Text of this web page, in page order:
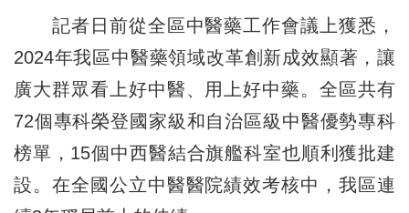
記者日前從全區中醫藥工作會議上獲悉，
2024年我區中醫藥領域改革創新成效顯著，讓
廣大群眾看上好中醫、用上好中藥。全區共有
72個專科榮登國家級和自治區級中醫優勢專科
榜單，15個中西醫結合旗艦科室也順利獲批建
設。在全國公立中醫醫院績效考核中，我區連